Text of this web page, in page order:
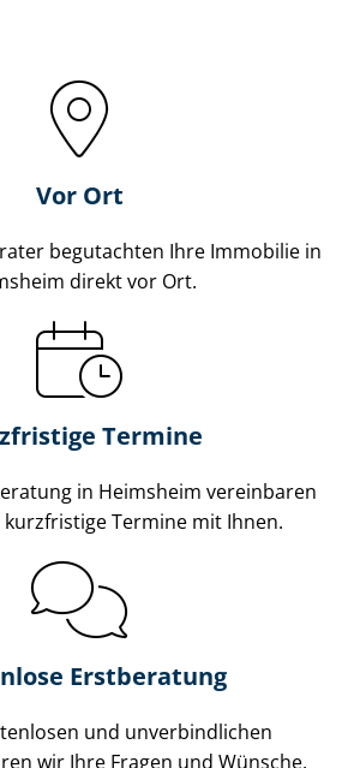
Vor Ort
begutachten Ihre Immobilie in
direkt vor Ort.
Termine
in Heimsheim vereinbaren
Termine mit Ihnen.
Erstberatung
und unverbindlichen
wir Ihre Fragen und Wünsche.